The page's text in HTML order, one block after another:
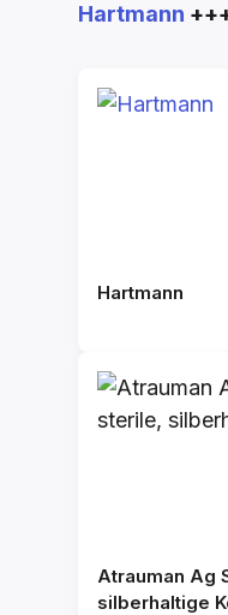
Hartmann
Hartmann
Atrauman Ag
silberhaltige